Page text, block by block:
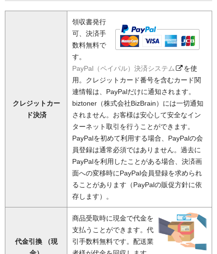
クレジットカー
ド決済
領収書発行
可、決済手
数料無料で
す。
PayPal（ペイパル）決済システム
を使
用。クレジットカード番号を含むカード関
連情報は、PayPalだけに通知されます。
biztoner（株式会社BizBrain）には一切通知
されません。お客様は安心して安全なイン
ターネット取引を行うことができます。
PayPalを初めて利用する場合、PayPalの会
員登録は通常必須ではありません。過去に
PayPalを利用したことがある場合、決済画
面への変移時にPayPal会員登録を求められ
ることがあります（PayPalの販促方針に依
存します）。
代金引換 （現
商品受取時に現金で代金を
支払うことができます。代
引手数料無料です。配送業